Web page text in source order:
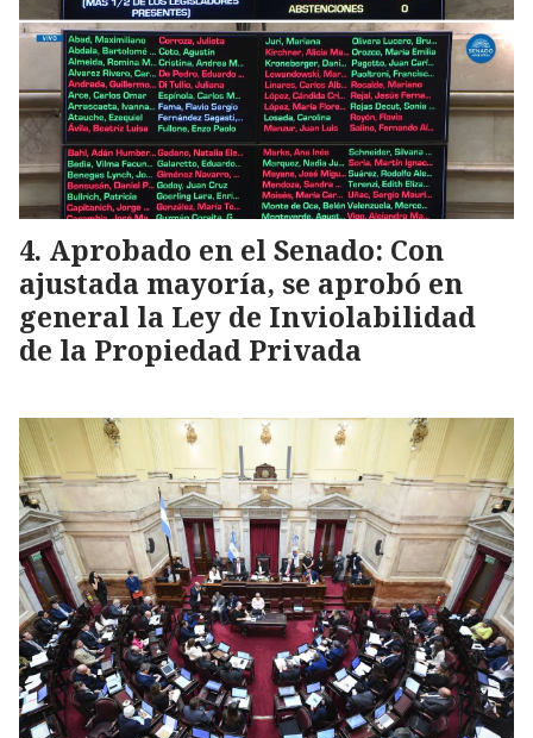
Aprobado en el Senado: Con
ajustada mayoría, se aprobó en
general la Ley de Inviolabilidad
de la Propiedad Privada